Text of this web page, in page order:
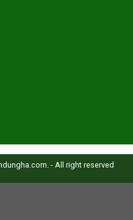
- All right reserved